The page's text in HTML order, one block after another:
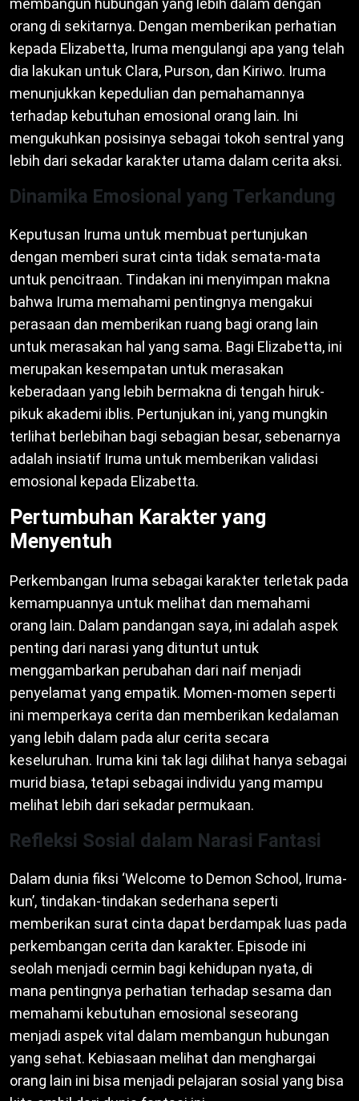
membangun hubungan yang lebih dalam dengan
orang di sekitarnya. Dengan memberikan perhatian
kepada Elizabetta, Iruma mengulangi apa yang telah
dia lakukan untuk Clara, Purson, dan Kiriwo. Iruma
menunjukkan kepedulian dan pemahamannya
terhadap kebutuhan emosional orang lain. Ini
mengukuhkan posisinya sebagai tokoh sentral yang
lebih dari sekadar karakter utama dalam cerita aksi.
Dinamika Emosional yang Terkandung
Keputusan Iruma untuk membuat pertunjukan
dengan memberi surat cinta tidak semata-mata
untuk pencitraan. Tindakan ini menyimpan makna
bahwa Iruma memahami pentingnya mengakui
perasaan dan memberikan ruang bagi orang lain
untuk merasakan hal yang sama. Bagi Elizabetta, ini
merupakan kesempatan untuk merasakan
keberadaan yang lebih bermakna di tengah hiruk-
pikuk akademi iblis. Pertunjukan ini, yang mungkin
terlihat berlebihan bagi sebagian besar, sebenarnya
adalah insiatif Iruma untuk memberikan validasi
emosional kepada Elizabetta.
Pertumbuhan Karakter yang
Menyentuh
Perkembangan Iruma sebagai karakter terletak pada
kemampuannya untuk melihat dan memahami
orang lain. Dalam pandangan saya, ini adalah aspek
penting dari narasi yang dituntut untuk
menggambarkan perubahan dari naif menjadi
penyelamat yang empatik. Momen-momen seperti
ini memperkaya cerita dan memberikan kedalaman
yang lebih dalam pada alur cerita secara
keseluruhan. Iruma kini tak lagi dilihat hanya sebagai
murid biasa, tetapi sebagai individu yang mampu
melihat lebih dari sekadar permukaan.
Refleksi Sosial dalam Narasi Fantasi
Dalam dunia fiksi ‘Welcome to Demon School, Iruma-
kun’, tindakan-tindakan sederhana seperti
memberikan surat cinta dapat berdampak luas pada
perkembangan cerita dan karakter. Episode ini
seolah menjadi cermin bagi kehidupan nyata, di
mana pentingnya perhatian terhadap sesama dan
memahami kebutuhan emosional seseorang
menjadi aspek vital dalam membangun hubungan
yang sehat. Kebiasaan melihat dan menghargai
orang lain ini bisa menjadi pelajaran sosial yang bisa